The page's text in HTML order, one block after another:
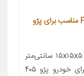
سر دنده خودرو چیکال مدل P-204-CRM مناسب برای پژو
معرفی محصول جزئیات محصول ابعاد ۱۵x۱۵x۵ سانتی‌متر
جنس پلاستیک فشرده کروم مناسب برای خودرو پژو ۴۰۵